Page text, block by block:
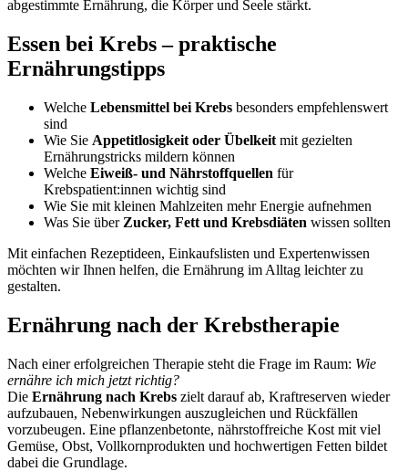
abgestimmte Ernährung, die Körper und Seele stärkt.
Essen bei Krebs – praktische
Ernährungstipps
Welche Lebensmittel bei Krebs besonders empfehlenswert
sind
Wie Sie Appetitlosigkeit oder Übelkeit mit gezielten
Ernährungstricks mildern können
Welche Eiweiß- und Nährstoffquellen für
Krebspatient:innen wichtig sind
Wie Sie mit kleinen Mahlzeiten mehr Energie aufnehmen
Was Sie über Zucker, Fett und Krebsdiäten wissen sollten
Mit einfachen Rezeptideen, Einkaufslisten und Expertenwissen
möchten wir Ihnen helfen, die Ernährung im Alltag leichter zu
gestalten.
Ernährung nach der Krebstherapie
Nach einer erfolgreichen Therapie steht die Frage im Raum: Wie
ernähre ich mich jetzt richtig?
Die Ernährung nach Krebs zielt darauf ab, Kraftreserven wieder
aufzubauen, Nebenwirkungen auszugleichen und Rückfällen
vorzubeugen. Eine pflanzenbetonte, nährstoffreiche Kost mit viel
Gemüse, Obst, Vollkornprodukten und hochwertigen Fetten bildet
dabei die Grundlage.